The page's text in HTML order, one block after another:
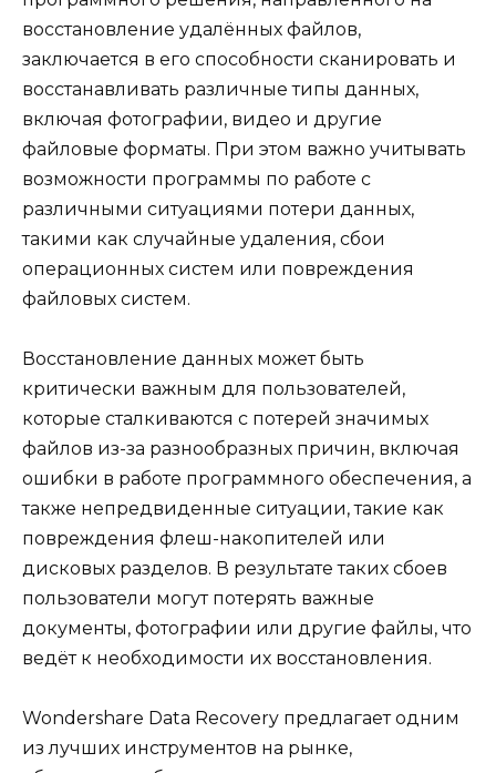
восстановление удалённых файлов,
заключается в его способности сканировать и
восстанавливать различные типы данных,
включая фотографии, видео и другие
файловые форматы. При этом важно учитывать
возможности программы по работе с
различными ситуациями потери данных,
такими как случайные удаления, сбои
операционных систем или повреждения
файловых систем.
Восстановление данных может быть
критически важным для пользователей,
которые сталкиваются с потерей значимых
файлов из-за разнообразных причин, включая
ошибки в работе программного обеспечения, а
также непредвиденные ситуации, такие как
повреждения флеш-накопителей или
дисковых разделов. В результате таких сбоев
пользователи могут потерять важные
документы, фотографии или другие файлы, что
ведёт к необходимости их восстановления.
Wondershare Data Recovery предлагает одним
из лучших инструментов на рынке,